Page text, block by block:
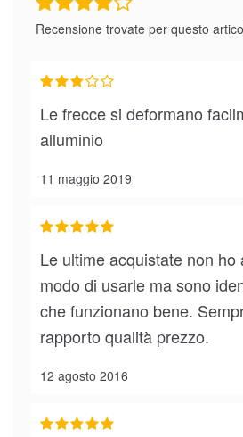
Recensione trovate per questo
11 maggio 2019
Le frecce si deformano
alluminio
12 agosto 2016
Le ultime acquistate non ho
modo di usarle ma sono
che funzionano bene.
rapporto qualità prezzo.